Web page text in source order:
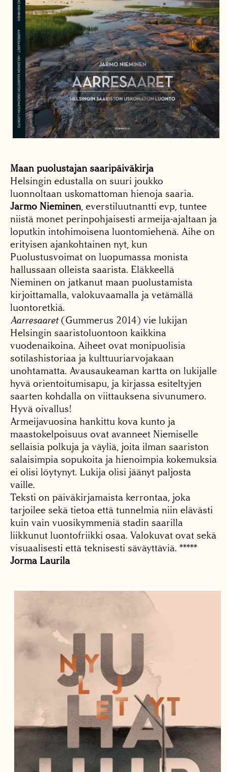
Maan puolustajan saaripäiväkirja
Helsingin edustalla on suuri joukko
luonnoltaan uskomattoman hienoja saaria.
Jarmo Nieminen, everstiluutnantti evp, tuntee
niistä monet perinpohjaisesti armeija-ajaltaan ja
loputkin intohimoisena luontomiehenä. Aihe on
erityisen ajankohtainen nyt, kun
Puolustusvoimat on luopumassa monista
hallussaan olleista saarista. Eläkkeellä
Nieminen on jatkanut maan puolustamista
kirjoittamalla, valokuvaamalla ja vetämällä
luontoretkiä.
Aarresaaret(Gummerus 2014) vie lukijan
Helsingin saaristoluontoon kaikkina
vuodenaikoina. Aiheet ovat monipuolisia
sotilashistoriaa ja kulttuuriarvojakaan
unohtamatta. Avausaukeaman kartta on lukijalle
hyvä orientoitumisapu, ja kirjassa esiteltyjen
saarten kohdalla on viittauksena sivunumero.
Hyvä oivallus!
Armeijavuosina hankittu kova kunto ja
maastokelpoisuus ovat avanneet Niemiselle
sellaisia polkuja ja väyliä, joita ilman saariston
salaisimpia sopukoita ja hienoimpia kokemuksia
ei olisi löytynyt. Lukija olisi jäänyt paljosta
vaille.
Teksti on päiväkirjamaista kerrontaa, joka
tarjoilee sekä tietoa että tunnelmia niin elävästi
kuin vain vuosikymmeniä stadin saarilla
liikkunut luontofriikki osaa. Valokuvat ovat sekä
visuaalisesti että teknisesti säväyttäviä. *****
Jorma Laurila